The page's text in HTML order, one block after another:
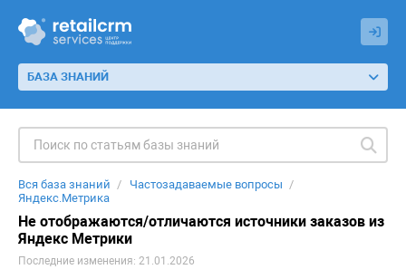
БАЗА ЗНАНИЙ
Вся база знаний
Частозадаваемые вопросы
Яндекс.Метрика
Не отображаются/отличаются источники заказов из
Яндекс Метрики
Последние изменения: 21.01.2026